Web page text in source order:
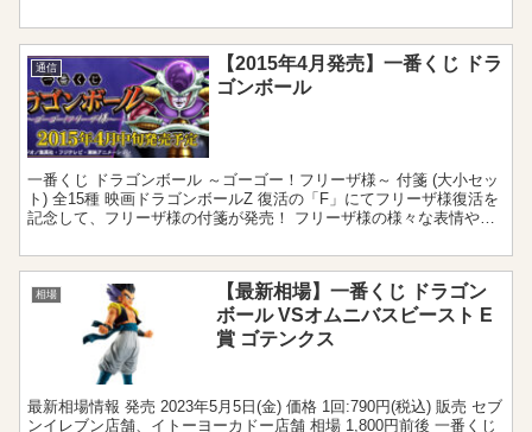
通信
【2015年4月発売】一番くじ ドラ
ゴンボール
一番くじ ドラゴンボール ～ゴーゴー！フリーザ様～ 付箋 (大小セッ
ト) 全15種 映画ドラゴンボールZ 復活の「F」にてフリーザ様復活を
記念して、フリーザ様の付箋が発売！ フリーザ様の様々な表情やセ
相場
【最新相場】一番くじ ドラゴン
ボール VSオムニバスビースト E
賞 ゴテンクス
最新相場情報 発売 2023年5月5日(金) 価格 1回:790円(税込) 販売 セブ
ンイレブン店舗、イトーヨーカドー店舗 相場 1,800円前後 一番くじ